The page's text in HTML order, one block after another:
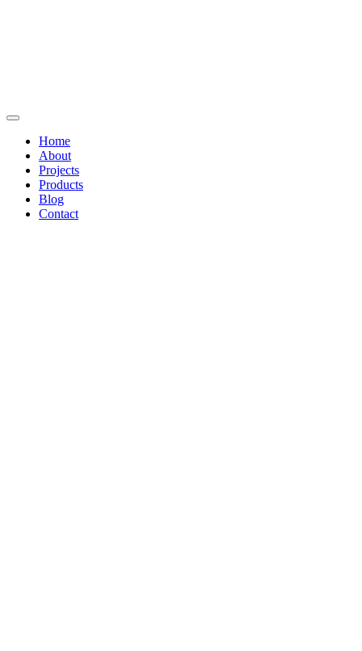
Home
About
Projects
Products
Blog
Contact